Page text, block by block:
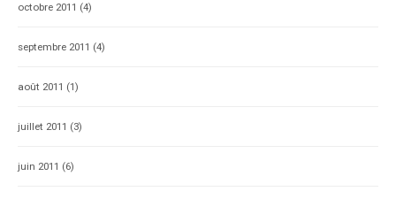
octobre 2011 (4)
septembre 2011 (4)
août 2011 (1)
juillet 2011 (3)
juin 2011 (6)